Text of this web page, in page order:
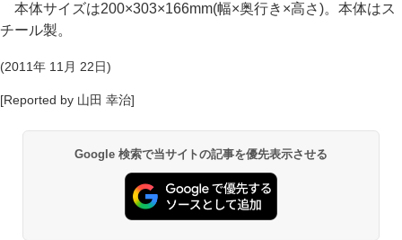
本体サイズは200×303×166mm(幅×奥行き×高さ)。本体はス
チール製。
(2011年 11月 22日)
[Reported by 山田 幸治]
Google 検索で当サイトの記事を優先表示させる